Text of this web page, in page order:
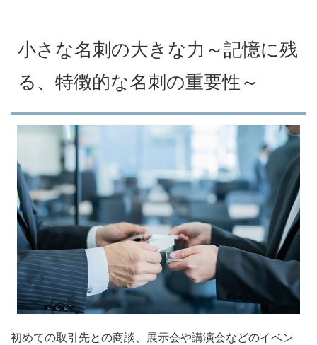
小さな名刺の大きな力～記憶に残
る、特徴的な名刺の重要性～
初めての取引先との商談、展示会や講演会などのイベン